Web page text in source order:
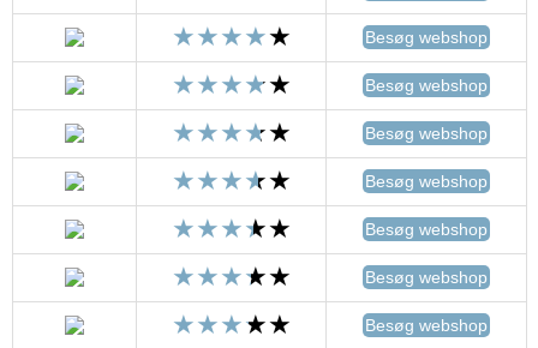
Besøg webshop
Besøg webshop
Besøg webshop
Besøg webshop
Besøg webshop
Besøg webshop
Besøg webshop